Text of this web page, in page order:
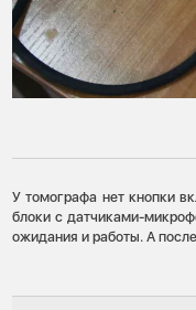
У томографа нет кнопки
блоки с датчиками-
ожидания и работы. А